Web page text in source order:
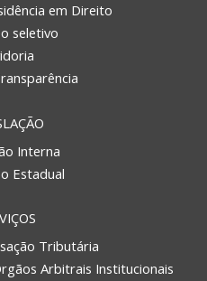
em Direito
seletivo
Interna
Estadual
Tributária
Arbitrais Institucionais